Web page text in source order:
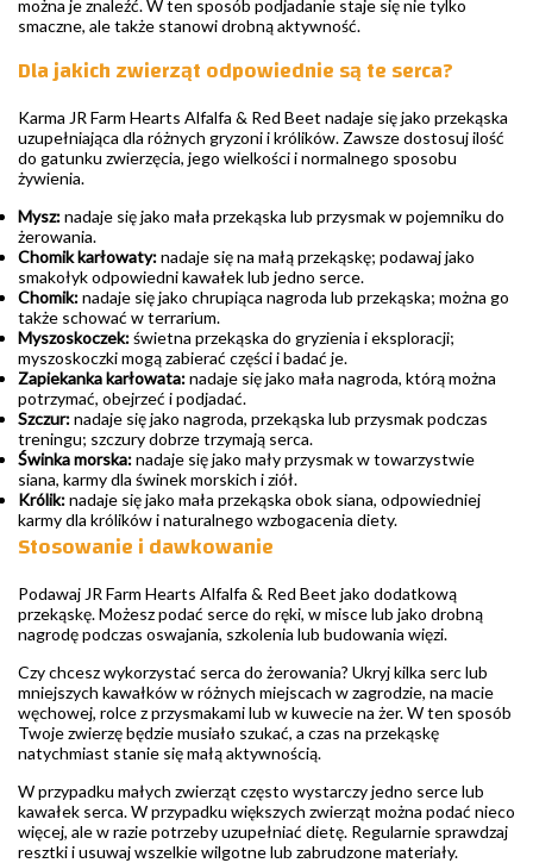
można je znaleźć. W ten sposób podjadanie staje się nie tylko
smaczne, ale także stanowi drobną aktywność.
Dla jakich zwierząt odpowiednie są te serca?
Karma JR Farm Hearts Alfalfa & Red Beet nadaje się jako przekąska
uzupełniająca dla różnych gryzoni i królików. Zawsze dostosuj ilość
do gatunku zwierzęcia, jego wielkości i normalnego sposobu
żywienia.
Mysz:nadaje się jako mała przekąska lub przysmak w pojemniku do
żerowania.
Chomik karłowaty:nadaje się na małą przekąskę; podawaj jako
smakołyk odpowiedni kawałek lub jedno serce.
Chomik:nadaje się jako chrupiąca nagroda lub przekąska; można go
także schować w terrarium.
Myszoskoczek:świetna przekąska do gryzienia i eksploracji;
myszoskoczki mogą zabierać części i badać je.
Zapiekanka karłowata:nadaje się jako mała nagroda, którą można
potrzymać, obejrzeć i podjadać.
Szczur:nadaje się jako nagroda, przekąska lub przysmak podczas
treningu; szczury dobrze trzymają serca.
Świnka morska:nadaje się jako mały przysmak w towarzystwie
siana, karmy dla świnek morskich i ziół.
Królik:nadaje się jako mała przekąska obok siana, odpowiedniej
karmy dla królików i naturalnego wzbogacenia diety.
Stosowanie i dawkowanie
Podawaj JR Farm Hearts Alfalfa & Red Beet jako dodatkową
przekąskę. Możesz podać serce do ręki, w misce lub jako drobną
nagrodę podczas oswajania, szkolenia lub budowania więzi.
Czy chcesz wykorzystać serca do żerowania? Ukryj kilka serc lub
mniejszych kawałków w różnych miejscach w zagrodzie, na macie
węchowej, rolce z przysmakami lub w kuwecie na żer. W ten sposób
Twoje zwierzę będzie musiało szukać, a czas na przekąskę
natychmiast stanie się małą aktywnością.
W przypadku małych zwierząt często wystarczy jedno serce lub
kawałek serca. W przypadku większych zwierząt można podać nieco
więcej, ale w razie potrzeby uzupełniać dietę. Regularnie sprawdzaj
resztki i usuwaj wszelkie wilgotne lub zabrudzone materiały.